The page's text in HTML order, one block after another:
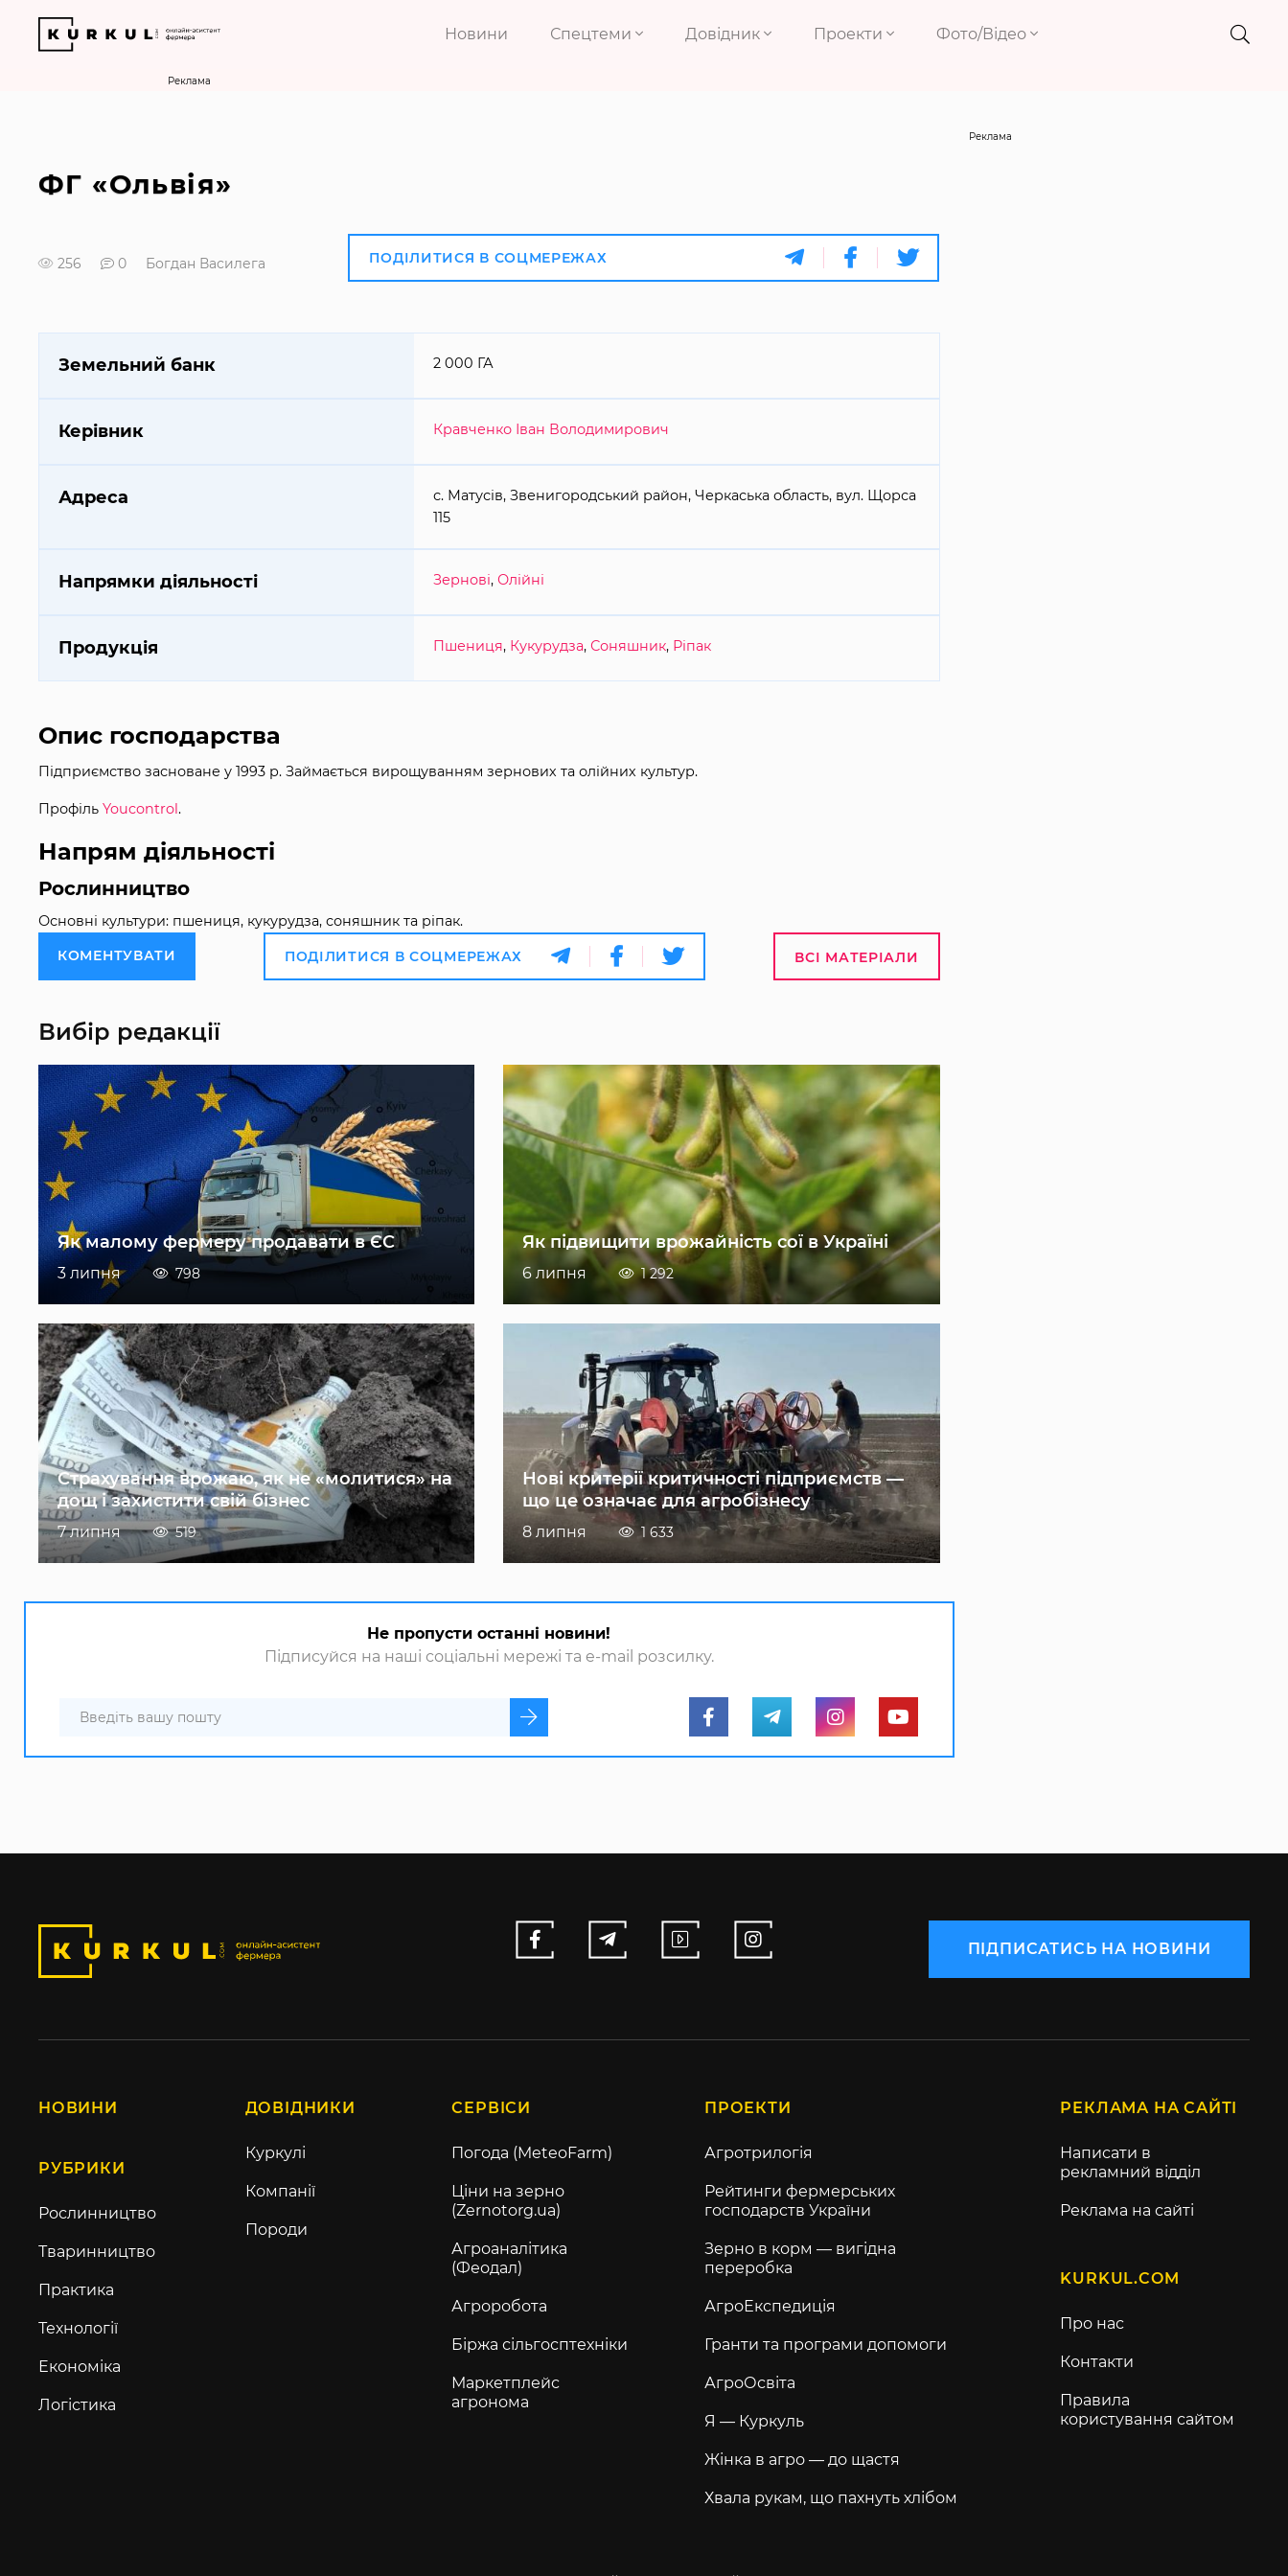
Новини Спецтеми Довідник Проекти Фото/Відео
Реклама
ФГ «Ольвія»
256 0 Богдан Василега ПОДІЛИТИСЯ В СОЦМЕРЕЖАХ
Земельний банк 2 000 ГА
Керівник Кравченко Іван Володимирович
Адреса
с. Матусів, Звенигородський район, Черкаська область, вул. Щорса
115
Напрямки діяльності Зернові,Олійні
Продукція Пшениця, Кукурудза,Соняшник, Ріпак
Опис господарства
Підприємство засноване у 1993 р. Займається вирощуванням зернових та олійних культур.
Профіль Youcontrol.
Напрям діяльності
Рослинництво
Основні культури: пшениця, кукурудза, соняшник та ріпак.
КОМЕНТУВАТИ
ПОДІЛИТИСЯ В СОЦМЕРЕЖАХ ВСІ МАТЕРІАЛИ
Вибір редакції
Як малому фермеру продавати в ЄС
3 липня 798
Як підвищити врожайність сої в Україні
6 липня 1 292
Страхування врожаю, як не «молитися» на
дощ і захистити свій бізнес
7 липня 519
Нові критерії критичності підприємств —
що це означає для агробізнесу
8 липня 1 633
Не пропусти останні новини!
Підписуйся на наші соціальні мережі та e-mail розсилку.
Реклама
ПІДПИСАТИСЬ НА НОВИНИ
НОВИНИ
РУБРИКИ
Рослинництво
Тваринництво
Практика
Технології
Економіка
Логістика
ДОВІДНИКИ
Куркулі
Компанії
Породи
СЕРВІСИ
Погода (MeteoFarm)
Ціни на зерно
(Zernotorg.ua)
Агроаналітика
(Феодал)
Агроробота
Біржа сільгосптехніки
Маркетплейс
агронома
ПРОЕКТИ
Агротрилогія
Рейтинги фермерських
господарств України
Зерно в корм — вигідна
переробка
АгроЕкспедиція
Гранти та програми допомоги
АгроОсвіта
Я — Куркуль
Жінка в агро — до щастя
Хвала рукам, що пахнуть хлібом
РЕКЛАМА НА САЙТІ
Написати в
рекламний відділ
Реклама на сайті
KURKUL.COM
Про нас
Контакти
Правила
користування сайтом